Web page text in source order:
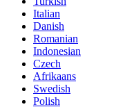
Italian
Danish
Romanian
Indonesian
Czech
Afrikaans
Swedish
Polish